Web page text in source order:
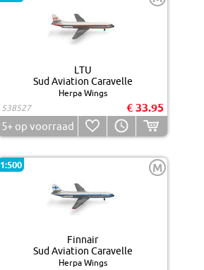
LTU
Sud Aviation Caravelle
Herpa Wings
538527
€ 33.95
5+ op voorraad
1:500 M
Finnair
Sud Aviation Caravelle
Herpa Wings